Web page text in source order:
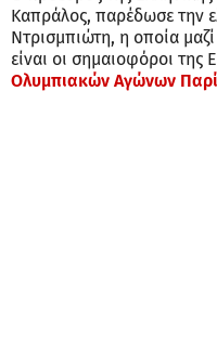
Καπράλος, παρέδωσε την
Ντρισμπιώτη, η οποία
είναι οι σημαιοφόροι της
Ολυμπιακών Αγώνων